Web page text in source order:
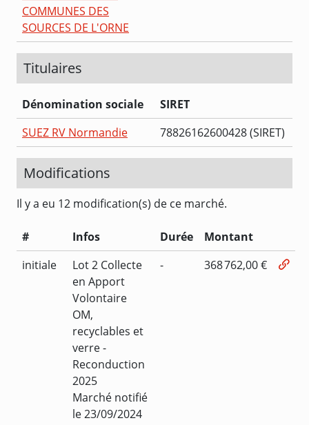
COMMUNES DES
SOURCES DE L'ORNE
Titulaires
Dénomination sociale
SIRET
SUEZ RV Normandie
78826162600428 (SIRET)
Modifications
Il y a eu 12 modification(s) de ce marché.
# Infos Durée
Montant
initiale
Lot 2 Collecte
en Apport
Volontaire
OM,
recyclables et
verre -
Reconduction
2025
Marché notifié
le 23/09/2024
- 368 762,00 €